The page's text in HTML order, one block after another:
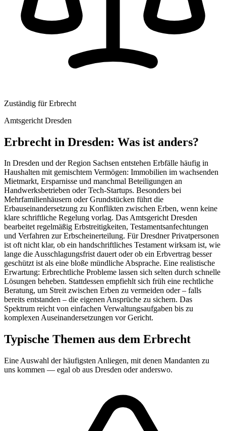
Zuständig fürErbrecht
Amtsgericht Dresden
Erbrecht in Dresden: Was ist anders?
In Dresden und der Region Sachsen entstehen Erbfälle häufig in
Haushalten mit gemischtem Vermögen: Immobilien im wachsenden
Mietmarkt, Ersparnisse und manchmal Beteiligungen an
Handwerksbetrieben oder Tech-Startups. Besonders bei
Mehrfamilienhäusern oder Grundstücken führt die
Erbauseinandersetzung zu Konflikten zwischen Erben, wenn keine
klare schriftliche Regelung vorlag. Das Amtsgericht Dresden
bearbeitet regelmäßig Erbstreitigkeiten, Testamentsanfechtungen
und Verfahren zur Erbscheinerteilung. Für Dresdner Privatpersonen
ist oft nicht klar, ob ein handschriftliches Testament wirksam ist, wie
lange die Ausschlagungsfrist dauert oder ob ein Erbvertrag besser
geschützt ist als eine bloße mündliche Absprache. Eine realistische
Erwartung: Erbrechtliche Probleme lassen sich selten durch schnelle
Lösungen beheben. Stattdessen empfiehlt sich früh eine rechtliche
Beratung, um Streit zwischen Erben zu vermeiden oder – falls
bereits entstanden – die eigenen Ansprüche zu sichern. Das
Spektrum reicht von einfachen Verwaltungsaufgaben bis zu
komplexen Auseinandersetzungen vor Gericht.
Typische Themen aus dem Erbrecht
Eine Auswahl der häufigsten Anliegen, mit denen Mandanten zu
uns kommen — egal ob aus Dresden oder anderswo.